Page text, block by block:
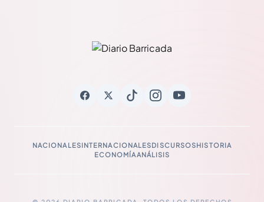
NACIONALESINTERNACIONALESDISCURSOSHISTORIA
ECONOMÍAANÁLISIS